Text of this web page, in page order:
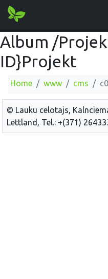
Album /
ID}Projekt
Home www cms
© Lauku celotajs,
Lettland, Tel.: +(371)